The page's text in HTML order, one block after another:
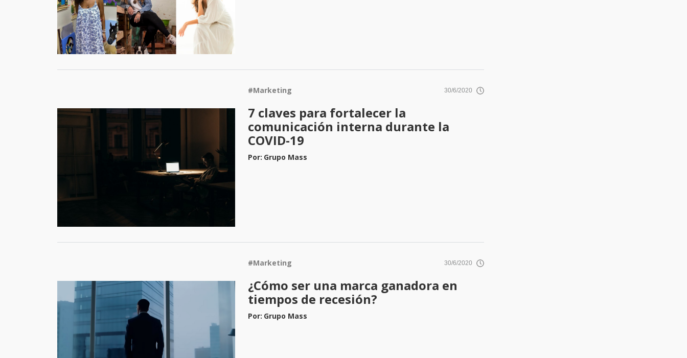
#Marketing 30/6/2020
7 claves para fortalecer la
comunicación interna durante la
COVID-19
Por: Grupo Mass
#Marketing 30/6/2020
¿Cómo ser una marca ganadora en
tiempos de recesión?
Por: Grupo Mass